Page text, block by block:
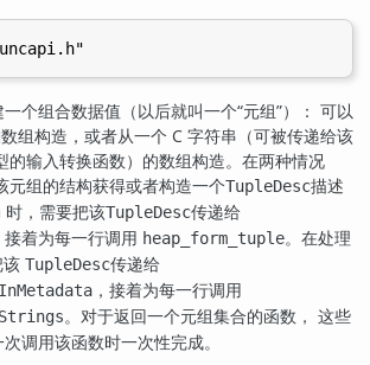
个组合数据值（以后就叫一个“元组”）： 可以
组构造，或者从一个 C 字符串（可被传递给该
的输入转换函数）的数组构造。在两种情况
元组的结构获得或者构造一个TupleDesc描述
，需要把该TupleDesc传递给
接着为每一行调用 heap_form_tuple。在处理
该 TupleDesc传递给
，接着为每一行调用
。对于返回一个元组集合的函数， 这些
调用该函数时一次性完成。